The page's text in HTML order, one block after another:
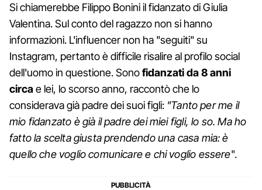
Si chiamerebbe Filippo Bonini il fidanzato di Giulia
Valentina. Sul conto del ragazzo non si hanno
informazioni. L'influencer non ha "seguiti" su
Instagram, pertanto è difficile risalire al profilo social
dell'uomo in questione. Sonofidanzati da 8 anni
circae lei, lo scorso anno, raccontò che lo
considerava già padre dei suoi figli: "Tanto per me il
mio fidanzato è già il padre dei miei figli, lo so. Ma ho
fatto la scelta giusta prendendo una casa mia: è
quello che voglio comunicare e chi voglio essere".